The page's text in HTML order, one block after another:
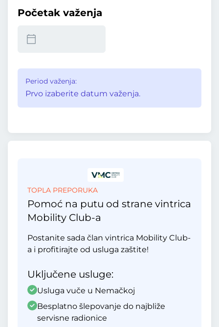
Početak važenja
Period važenja:
Prvo izaberite datum važenja.
TOPLA PREPORUKA
Pomoć na putu od strane vintrica
Mobility Club-a
Postanite sada član vintrica Mobility Club-
a i profitirajte od usluga zaštite!
Uključene usluge:
Usluga vuče u Nemačkoj
Besplatno šlepovanje do najbliže
servisne radionice